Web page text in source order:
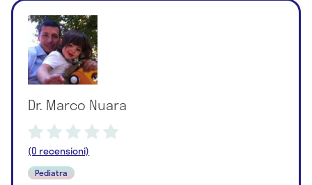
Dr. Marco Nuara
(0 recensioni)
Pediatra